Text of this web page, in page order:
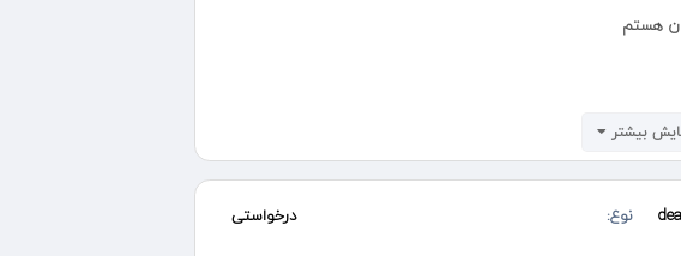
هستم
بیشتر
نوع: درخواستی